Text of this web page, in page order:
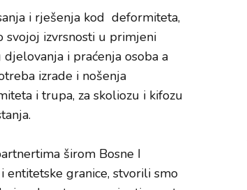
i rješenja kod deformiteta,
svojoj izvrsnosti u primjeni
i praćenja osoba a
izrade i nošenja
i trupa, za skoliozu i kifozu
širom Bosne I
entitetske granice, stvorili smo